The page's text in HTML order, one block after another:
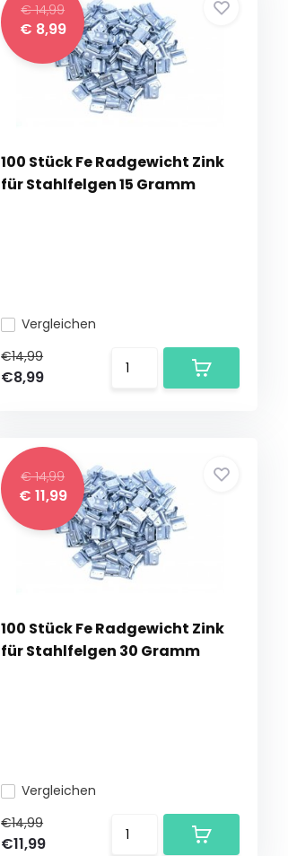
€ 14,99
€ 8,99
100 Stück Fe Radgewicht Zink
für Stahlfelgen 15 Gramm
Vergleichen
€14,99
€8,99
€ 14,99
€ 11,99
100 Stück Fe Radgewicht Zink
für Stahlfelgen 30 Gramm
Vergleichen
€14,99
€11,99